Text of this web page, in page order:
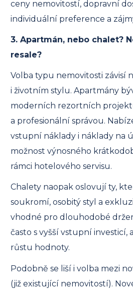
ceny nemovitostí, dopravní
individuální preference a
3. Apartmán, nebo chalet?
resale?
Volba typu nemovitosti závisí
i životním stylu. Apartmány
moderních rezortních
a profesionální správou.
vstupní náklady i náklady na
možnost výnosného
rámci hotelového servisu.
Chalety naopak oslovují ty,
soukromí, osobitý styl a
vhodné pro dlouhodobé
často s vyšší vstupní investicí,
růstu hodnoty.
Podobně se liší i volba mezi
(již existující nemovitostí).